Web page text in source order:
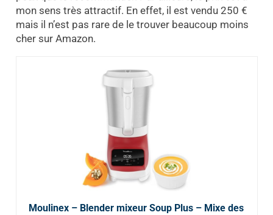
mon sens très attractif. En effet, il est vendu 250 €
mais il n’est pas rare de le trouver beaucoup moins
cher sur Amazon.
Moulinex – Blender mixeur Soup Plus – Mixe des